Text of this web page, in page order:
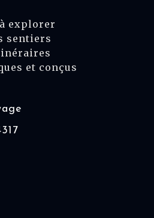
explorer
sentiers
et conçus